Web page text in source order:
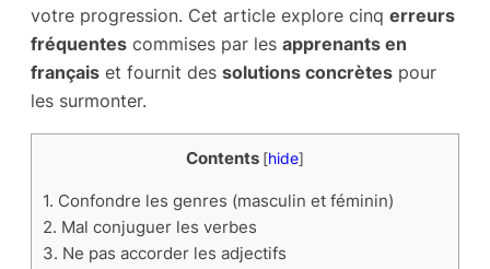
votre progression. Cet article explore cinq erreurs
fréquentes commises par les apprenants en
français et fournit des solutions concrètes pour
les surmonter.
Contents [hide]
1. Confondre les genres (masculin et féminin)
2. Mal conjuguer les verbes
3. Ne pas accorder les adjectifs